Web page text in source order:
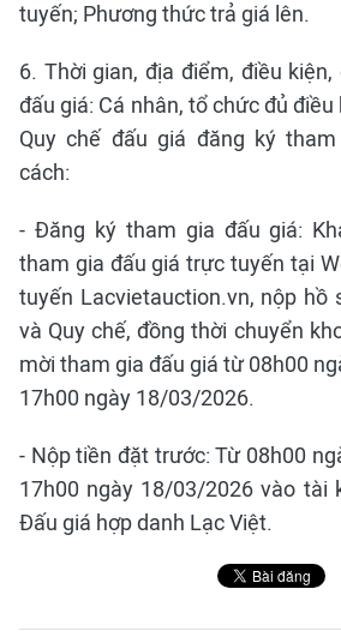
tuyến; Phương thức trả giá lên.
6. Thời gian, địa điểm, điều
đấu giá: Cá nhân, tổ chức đủ
Quy chế đấu giá đăng ký
cách:
- Đăng ký tham gia đấu giá:
tham gia đấu giá trực tuyến tại
tuyến Lacvietauction.vn, nộp hồ
và Quy chế, đồng thời chuyển
mời tham gia đấu giá từ 08h00
17h00 ngày 18/03/2026.
- Nộp tiền đặt trước: Từ 08h00
17h00 ngày 18/03/2026 vào tài
Đấu giá hợp danh Lạc Việt.